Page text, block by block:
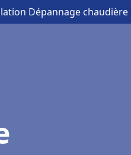
Dépannage chaudière